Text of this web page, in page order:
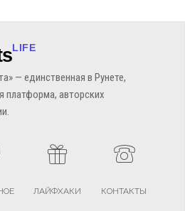
LIFE
— единственная в Рунете,
платформа, авторских
ЛАЙФХАКИ КОНТАКТЫ